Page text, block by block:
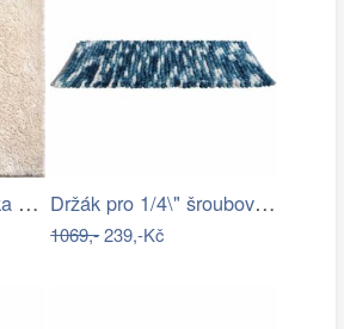
Koupelnová předložka MARLA Držák pro 1/4\" šroubováky a nástrčné…
1069,-239,-Kč